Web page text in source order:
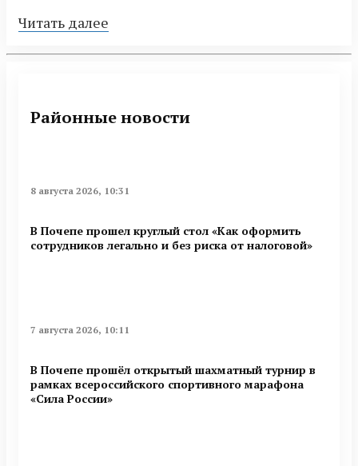
Читать далее
Районные новости
8 августа 2026, 10:31
В Почепе прошел круглый стол «Как оформить
сотрудников легально и без риска от налоговой»
7 августа 2026, 10:11
В Почепе прошёл открытый шахматный турнир в
рамках всероссийского спортивного марафона
«Сила России»